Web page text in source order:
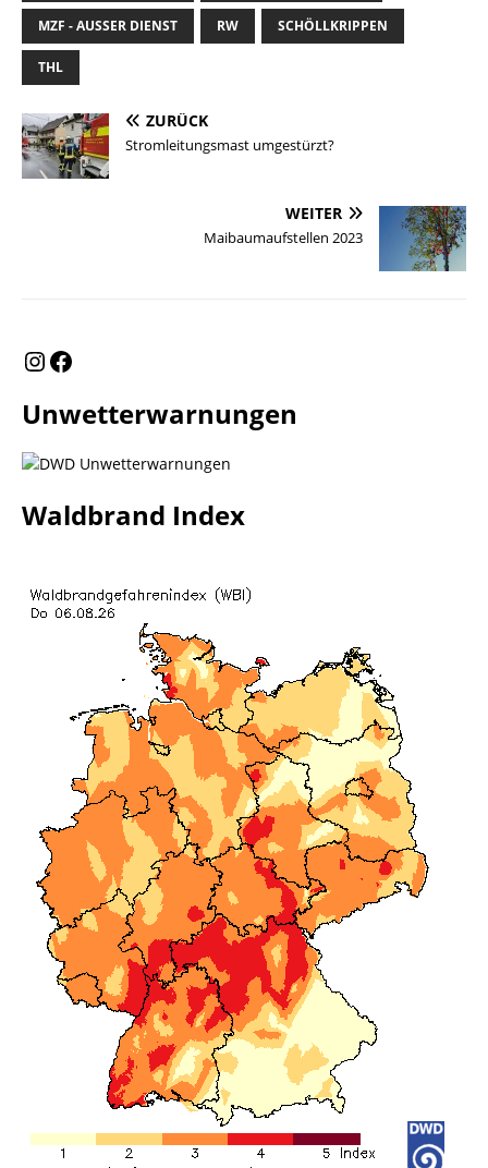
MZF - AUSSER DIENST RW SCHÖLLKRIPPEN
THL
ZURÜCK
Stromleitungsmast umgestürzt?
WEITER
Maibaumaufstellen 2023
Unwetterwarnungen
Waldbrand Index